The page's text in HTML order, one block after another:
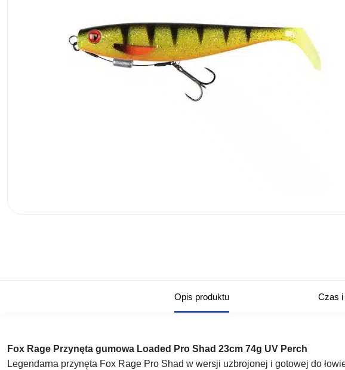
Opis produktu Czas
Fox Rage Przynęta gumowa Loaded Pro Shad 23cm 74g UV Perch
Legendarna przynęta Fox Rage Pro Shad w wersji uzbrojonej i gotowej do